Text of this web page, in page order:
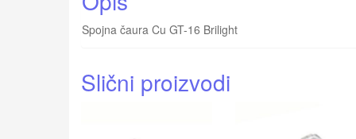
Spojna čaura Cu GT-16 Brilight
Slični proizvodi